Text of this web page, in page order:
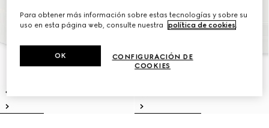
Para obtener más información sobre estas tecnologías y sobre su
uso en esta página web, consulte nuestra
política de cookies.
CONFIGURACIÓN DE
COOKIES
OK